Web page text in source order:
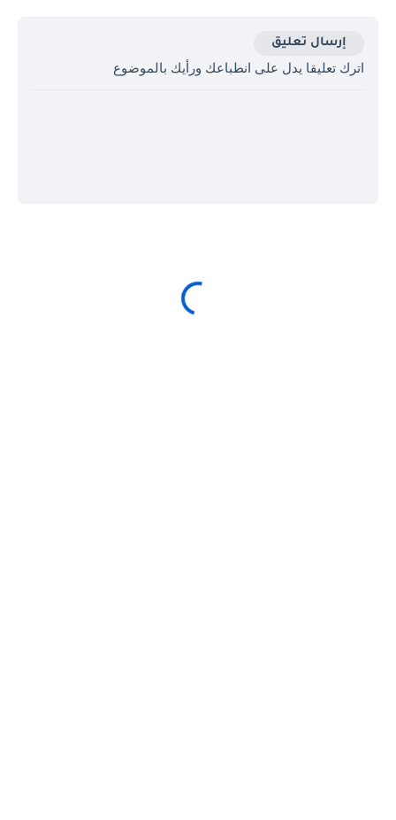
إرسال تعليق
اترك تعليقا يدل على انطباعك ورأيك بالموضوع